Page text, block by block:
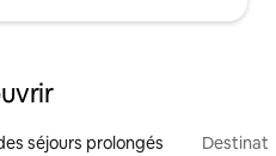
séjours prolongés